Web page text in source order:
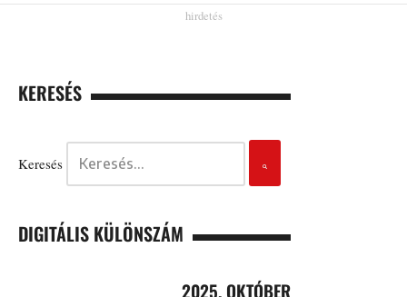
KERESÉS
Keresés
DIGITÁLIS KÜLÖNSZÁM
2025. OKTÓBER